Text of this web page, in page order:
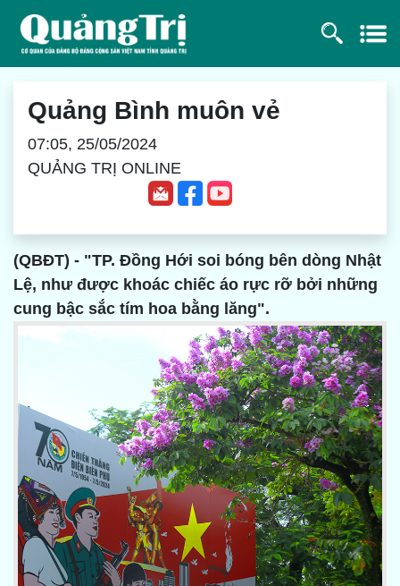
Quảng Bình muôn vẻ
07:05, 25/05/2024
QUẢNG TRỊ ONLINE
(QBĐT) - "TP. Đồng Hới soi bóng bên dòng Nhật
Lệ, như được khoác chiếc áo rực rỡ bởi những
cung bậc sắc tím hoa bằng lăng".